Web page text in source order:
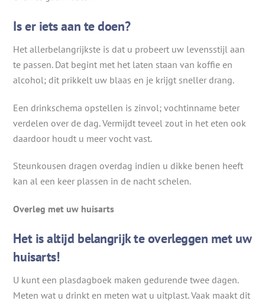
Is er iets aan te doen?
Het allerbelangrijkste is dat u probeert uw levensstijl aan
te passen. Dat begint met het laten staan van koffie en
alcohol; dit prikkelt uw blaas en je krijgt sneller drang.
Een drinkschema opstellen is zinvol; vochtinname beter
verdelen over de dag. Vermijdt teveel zout in het eten ook
daardoor houdt u meer vocht vast.
Steunkousen dragen overdag indien u dikke benen heeft
kan al een keer plassen in de nacht schelen.
Overleg met uw huisarts
Het is altijd belangrijk te overleggen met uw
huisarts!
U kunt een plasdagboek maken gedurende twee dagen.
Meten wat u drinkt en meten wat u uitplast. Vaak maakt dit